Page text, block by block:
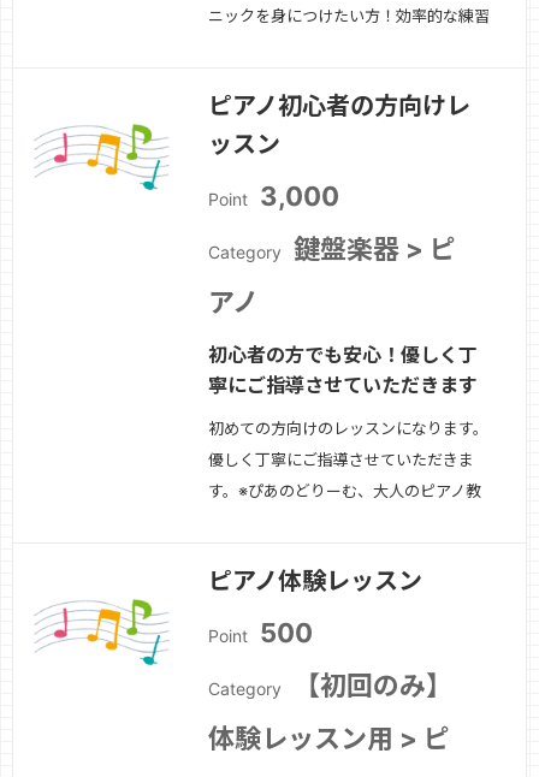
ニックを身につけたい方！効率的な練習
ピアノ初心者の方向けレ
ッスン
Point 3,000
Category
鍵盤楽器 > ピ
アノ
初心者の方でも安心！優しく丁
寧にご指導させていただきます
初めての方向けのレッスンになります。
優しく丁寧にご指導させていただきま
す。※ぴあのどりーむ、大人のピアノ教
ピアノ体験レッスン
Point 500
Category
【初回のみ】
体験レッスン用 > ピ